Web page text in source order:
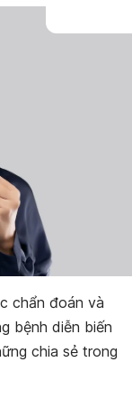
chẩn đoán và
bệnh diễn biến
chia sẻ trong